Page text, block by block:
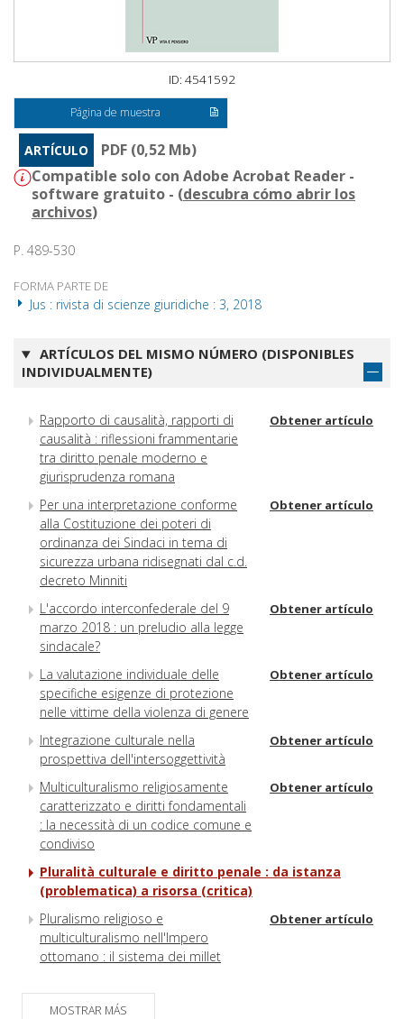
ID: 4541592
Página de muestra
ARTÍCULO
PDF (0,52 Mb)
Compatible solo con Adobe Acrobat Reader -
software gratuito - (descubra cómo abrir los
archivos)
P. 489-530
FORMA PARTE DE
Jus : rivista di scienze giuridiche : 3, 2018
ARTÍCULOS DEL MISMO NÚMERO (DISPONIBLES
INDIVIDUALMENTE)
Rapporto di causalità, rapporti di
causalità : riflessioni frammentarie
tra diritto penale moderno e
giurisprudenza romana
Obtener artículo
Per una interpretazione conforme
alla Costituzione dei poteri di
ordinanza dei Sindaci in tema di
sicurezza urbana ridisegnati dal c.d.
decreto Minniti
Obtener artículo
L'accordo interconfederale del 9
marzo 2018 : un preludio alla legge
sindacale?
Obtener artículo
La valutazione individuale delle
specifiche esigenze di protezione
nelle vittime della violenza di genere
Obtener artículo
Integrazione culturale nella
prospettiva dell'intersoggettività
Obtener artículo
Multiculturalismo religiosamente
caratterizzato e diritti fondamentali
: la necessità di un codice comune e
condiviso
Obtener artículo
Pluralità culturale e diritto penale : da istanza
(problematica) a risorsa (critica)
Pluralismo religioso e
multiculturalismo nell'Impero
ottomano : il sistema dei millet
Obtener artículo
MOSTRAR MÁS